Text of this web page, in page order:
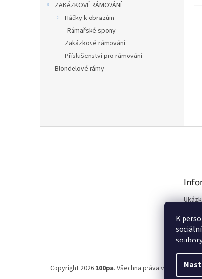
K
ZAKÁZKOVÉ RÁMOVÁNÍ
Háčky k obrazům
Rámařské spony
Zakázkové rámování
Příslušenství pro rámování
Blondelové rámy
Copyright 2026 100pa. Všechna práva vyhrazena.